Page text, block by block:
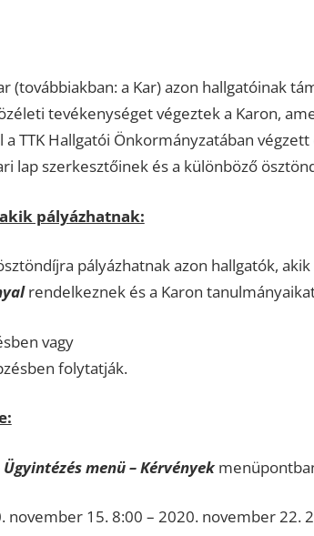
(továbbiakban: a Kar) azon hallgatóinak
tevékenységet végeztek a Karon,
TTK Hallgatói Önkormányzatában
lap szerkesztőinek és a különböző
pályázhatnak:
pályázhatnak azon hallgatók, akik
rendelkeznek és a Karon
vagy
folytatják.
menü – Kérvények
november 15. 8:00 – 2020. november 22.